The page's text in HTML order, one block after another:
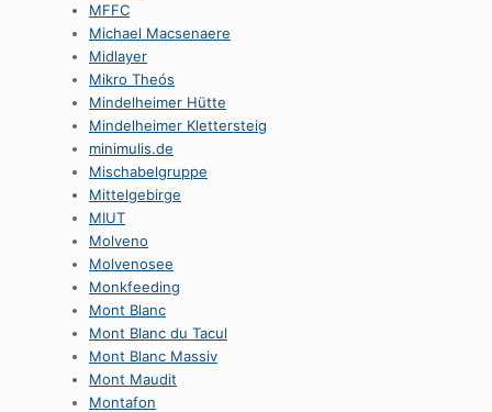
MFFC
Michael Macsenaere
Midlayer
Mikro Theós
Mindelheimer Hütte
Mindelheimer Klettersteig
minimulis.de
Mischabelgruppe
Mittelgebirge
MIUT
Molveno
Molvenosee
Monkfeeding
Mont Blanc
Mont Blanc du Tacul
Mont Blanc Massiv
Mont Maudit
Montafon